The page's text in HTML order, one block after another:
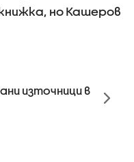
но Кашеров
източници в